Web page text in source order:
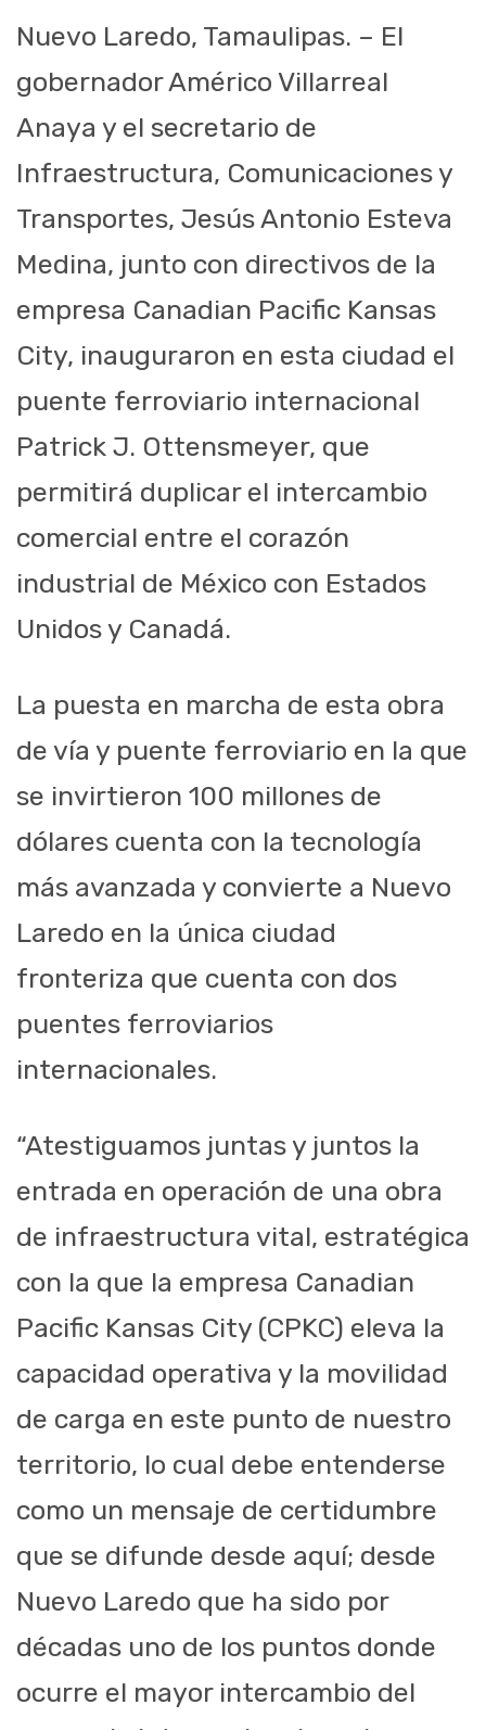
Nuevo Laredo, Tamaulipas. – El
gobernador Américo Villarreal
Anaya y el secretario de
Infraestructura, Comunicaciones y
Transportes, Jesús Antonio Esteva
Medina, junto con directivos de la
empresa Canadian Pacific Kansas
City, inauguraron en esta ciudad el
puente ferroviario internacional
Patrick J. Ottensmeyer, que
permitirá duplicar el intercambio
comercial entre el corazón
industrial de México con Estados
Unidos y Canadá.
La puesta en marcha de esta obra
de vía y puente ferroviario en la que
se invirtieron 100 millones de
dólares cuenta con la tecnología
más avanzada y convierte a Nuevo
Laredo en la única ciudad
fronteriza que cuenta con dos
puentes ferroviarios
internacionales.
“Atestiguamos juntas y juntos la
entrada en operación de una obra
de infraestructura vital, estratégica
con la que la empresa Canadian
Pacific Kansas City (CPKC) eleva la
capacidad operativa y la movilidad
de carga en este punto de nuestro
territorio, lo cual debe entenderse
como un mensaje de certidumbre
que se difunde desde aquí; desde
Nuevo Laredo que ha sido por
décadas uno de los puntos donde
ocurre el mayor intercambio del